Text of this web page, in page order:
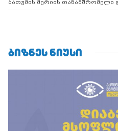
ბათუმის მერიის თანამშრომელი
ᲑᲘᲖᲜᲔᲡ ᲜᲘᲣᲡᲘ